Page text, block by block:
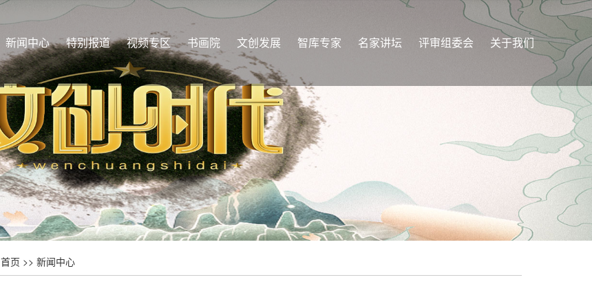
新闻中心 特别报道 视频专区 书画院 文创发展 智库专家 名家讲坛 评审组委会 关于我们
首页 >> 新闻中心